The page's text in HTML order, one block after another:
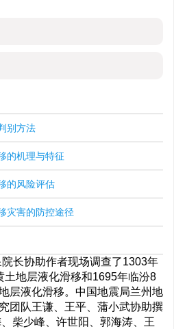
别方法
的机理与特征
的风险评估
灾害的防控途径
长协助作者现场调查了1303年
土地层液化滑移和1695年临汾8
层液化滑移。中国地震局兰州地
团队王谦、王平、蒲小武协助撰
柴少峰、许世阳、郭海涛、王